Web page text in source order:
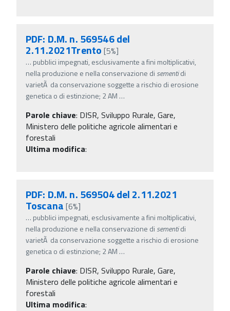
PDF: D.M. n. 569546 del
2.11.2021Trento [5%]
… pubblici impegnati, esclusivamente a fini moltiplicativi,
nella produzione e nella conservazione di sementidi
varietÃ da conservazione soggette a rischio di erosione
genetica o di estinzione; 2 AM …
Parole chiave: DISR, Sviluppo Rurale, Gare,
Ministero delle politiche agricole alimentari e
forestali
Ultima modifica:
PDF: D.M. n. 569504 del 2.11.2021
Toscana [6%]
… pubblici impegnati, esclusivamente a fini moltiplicativi,
nella produzione e nella conservazione di sementidi
varietÃ da conservazione soggette a rischio di erosione
genetica o di estinzione; 2 AM …
Parole chiave: DISR, Sviluppo Rurale, Gare,
Ministero delle politiche agricole alimentari e
forestali
Ultima modifica: